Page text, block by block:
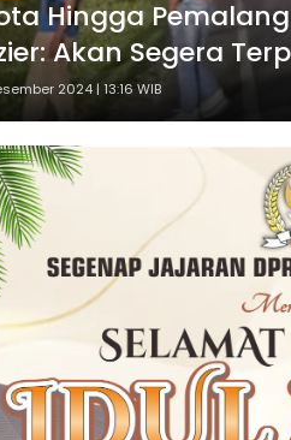
Hingga
Akan Segera
2024 | 13:16 WIB